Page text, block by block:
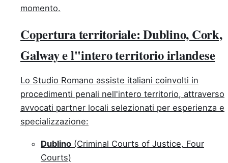
momento.
Copertura territoriale: Dublino, Cork,
Galway e l''intero territorio irlandese
Lo Studio Romano assiste italiani coinvolti in
procedimenti penali nell'intero territorio, attraverso
avvocati partner locali selezionati per esperienza e
specializzazione:
Dublino (Criminal Courts of Justice, Four
Courts)